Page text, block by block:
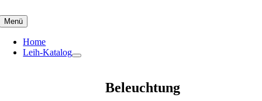
to
content
Menü
Home
Leih-Katalog
Beleuchtung